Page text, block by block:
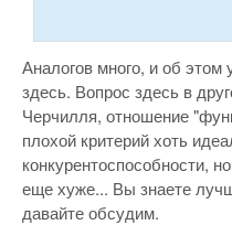
Аналогов много, и об этом
здесь. Вопрос здесь в
Черчилля, отношение
плохой критерий хоть
конкурентоспособности,
еще хуже... Вы знаете
давайте обсудим.